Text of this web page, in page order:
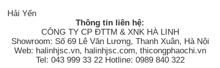
Hải Yến
Thông tin liên hệ:
CÔNG TY CP ĐTTM & XNK HÀ LINH
Showroom: Số 69 Lê Văn Lương, Thanh Xuân, Hà Nội
Web: halinhjsc.vn, halinhjsc.com, thicongphaochi.vn
Tel: 043 999 33 22 Hotline: 0989 840 322